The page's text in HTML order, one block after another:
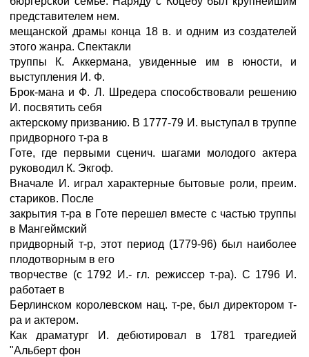
представителем нем.
мещанской драмы конца 18 в. и одним из создателей
этого жанра. Спектакли
труппы К. Аккермана, увиденные им в юности, и
выступления И. Ф.
Брок-мана и Ф. Л. Шредера способствовали решению
И. посвятить себя
актерскому призванию. В 1777-79 И. выступал в труппе
придворного т-ра в
Готе, где первыми сценич. шагами молодого актера
руководил К. Экгоф.
Вначале И. играл характерные бытовые роли, преим.
стариков. После
закрытия т-ра в Готе перешел вместе с частью труппы
в Мангеймский
придворный т-р, этот период (1779-96) был наиболее
плодотворным в его
творчестве (с 1792 И.- гл. режиссер т-ра). С 1796 И.
работает в
Берлинском королевском нац. т-ре, был директором т-
ра и актером.
Как драматург И. дебютировал в 1781 трагедией
"Альберт фон